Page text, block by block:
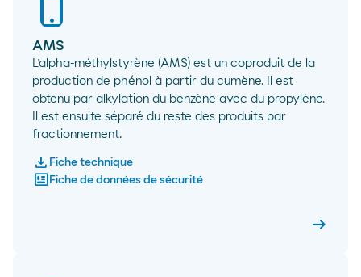
AMS
L’alpha-méthylstyrène (AMS) est un coproduit de la
production de phénol à partir du cumène. Il est
obtenu par alkylation du benzène avec du propylène.
Il est ensuite séparé du reste des produits par
fractionnement.
download Fiche technique
newsmode Fiche de données de sécurité
arrow_right_altAMS